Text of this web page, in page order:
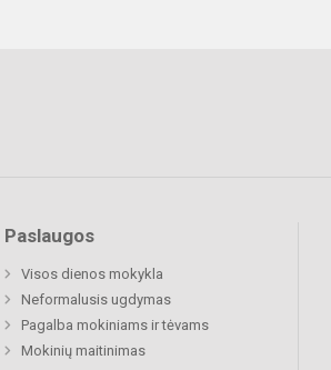
Paslaugos
Visos dienos mokykla
Neformalusis ugdymas
Pagalba mokiniams ir tėvams
Mokinių maitinimas